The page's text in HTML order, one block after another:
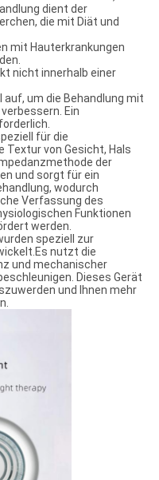
dient der
die mit Diät und
mit Hauterkrankungen
nicht innerhalb einer
um die Behandlung mit
Ein
für die
Textur von Gesicht, Hals
der
und sorgt für ein
wodurch
Verfassung des
Funktionen
werden.
speziell zur
nutzt die
und mechanischer
Dieses Gerät
und Ihnen mehr